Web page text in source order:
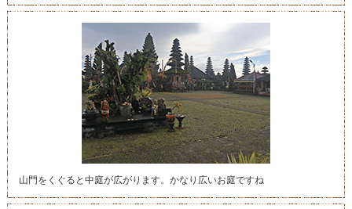
山門をくぐると中庭が広がります。かなり広いお庭ですね